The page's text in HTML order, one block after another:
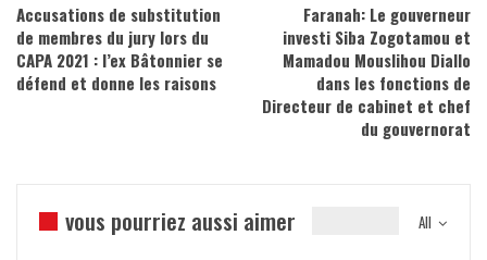
Accusations de substitution
de membres du jury lors du
CAPA 2021 : l’ex Bâtonnier se
défend et donne les raisons
Faranah: Le gouverneur
investi Siba Zogotamou et
Mamadou Mouslihou Diallo
dans les fonctions de
Directeur de cabinet et chef
du gouvernorat
All
vous pourriez aussi aimer